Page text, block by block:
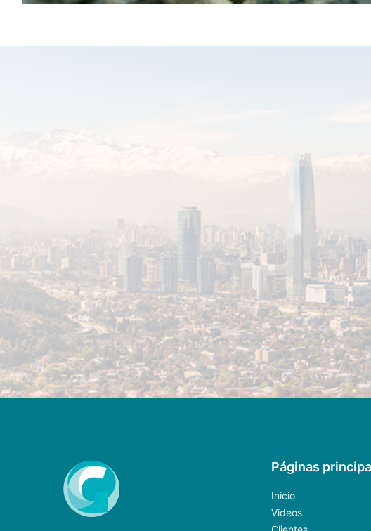
Páginas
Inicio
Videos